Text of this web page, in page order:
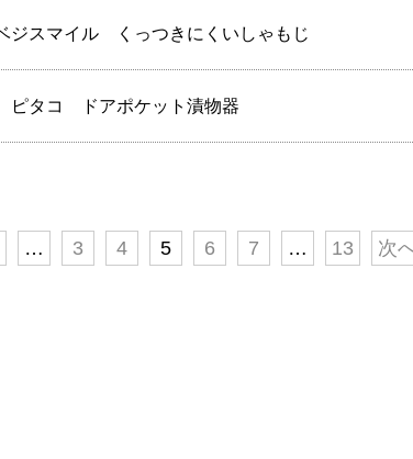
ジスマイル くっつきにくいしゃもじ
ピタコ ドアポケット漬物器
… 3 4 5 6 7 … 13 次